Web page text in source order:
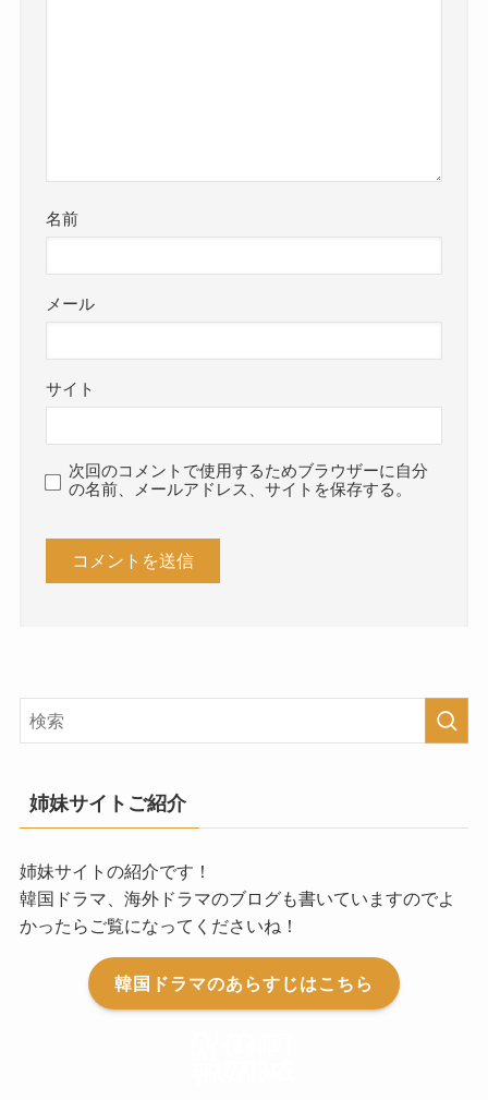
名前
メール
サイト
次回のコメントで使用するためブラウザーに自分
の名前、メールアドレス、サイトを保存する。
姉妹サイトご紹介
姉妹サイトの紹介です！
韓国ドラマ、海外ドラマのブログも書いていますのでよ
かったらご覧になってくださいね！
韓国ドラマのあらすじはこちら